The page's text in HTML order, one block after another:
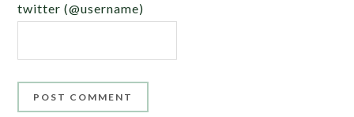
twitter (@username)